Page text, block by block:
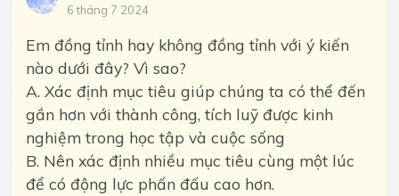
6 tháng 7 2024
Em đồng tỉnh hay không đồng tỉnh với ý kiến
nào dưới đây? Vì sao?
A. Xác định mục tiêu giúp chúng ta có thể đến
gần hơn với thành công, tích luỹ được kinh
nghiệm trong học tập và cuộc sống
B. Nên xác định nhiều mục tiêu cùng một lúc
để có động lực phấn đấu cao hơn.